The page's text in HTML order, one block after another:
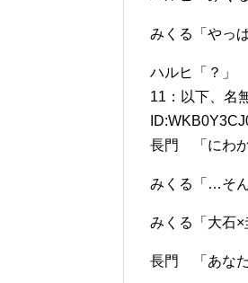
みくる「やっ
ハルヒ「？」
11：以下、名
長門 「にわか
みくる「…そ
みくる「大石×
長門 「あなた